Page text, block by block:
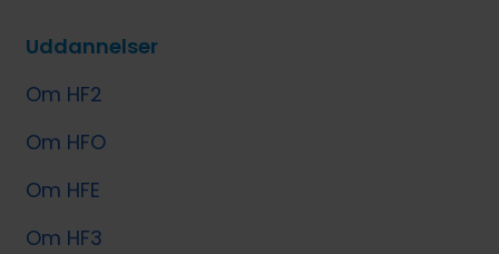
Uddannelser
Om HF2
Om HFO
Om HFE
Om HF3